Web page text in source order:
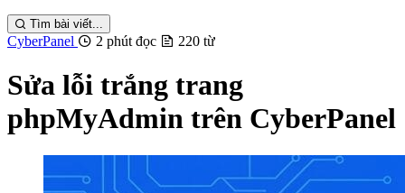
Tìm bài viết...
CyberPanel 2 phút đọc 220 từ
Sửa lỗi trắng trang
phpMyAdmin trên CyberPanel